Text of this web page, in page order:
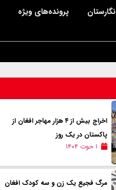
نگارستان پرونده‌های ویژه
اخراج بیش از ۴ هزار مهاجر افغان از
پاکستان در یک روز
۱ حوت ۱۴۰۴
مرگ فجیع یک زن و سه کودک افغان